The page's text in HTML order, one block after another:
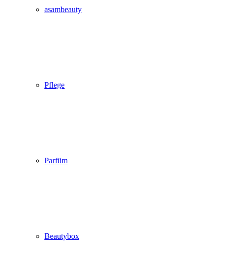
asambeauty
Pflege
Parfüm
Beautybox